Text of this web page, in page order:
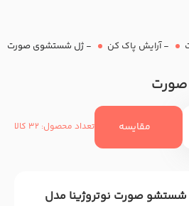
-آرایش پاک کن - ژل شستشوی صورت
مقایسه تعداد محصول: 32 کالا
صورت نوتروژینا مدل